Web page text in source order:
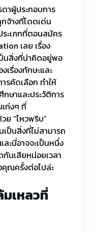
าผู้ประกอบการ
จ้างที่โดดเด่น
ะเภทที่ตอนสมัคร
เลย เรื่อง
นสิ่งที่น่าคิดอยู่พอ
เรื่องทักษะและ
รคัดเลือก ทำให้
ษาและประวัติการ
เก่งๆ ที่
ย “ไหวพริบ”
ป็นสิ่งที่ไม่สามารถ
ละนี่อาจจะเป็นหนึ่ง
นเสียหน่อยเวลา
คุณครั้งต่อไปล่ะ
เหลวที่